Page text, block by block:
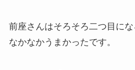
前座さんはそろそろ二つ目にな
なかなかうまかったです。